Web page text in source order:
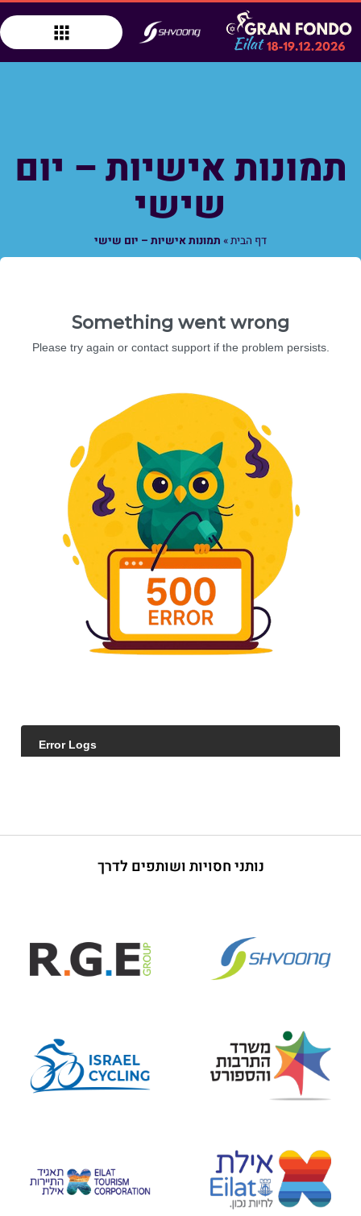
תמונות אישיות – יום
שישי
דף הבית» תמונות אישיות – יום שישי
נותני חסויות ושותפים לדרך